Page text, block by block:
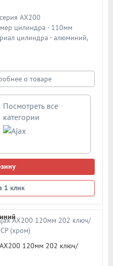
AX200
цилиндра - 110мм
цилиндра - алюминий,
о товаре
Посмотреть все
категории
1 клик
120мм 202 ключ/